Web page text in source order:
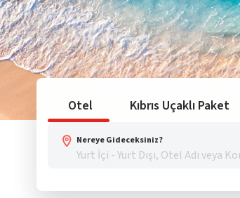
Otel Kıbrıs Uçaklı Paket
Nereye Gideceksiniz?